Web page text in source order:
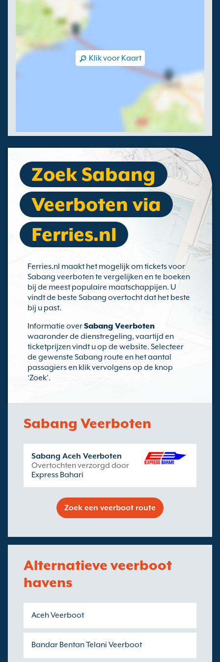
Klik voor Kaart
Zoek Sabang
Veerboten via
Ferries.nl
Ferries.nl maakt het mogelijk om tickets voor
Sabang veerboten te vergelijken en te boeken
bij de meest populaire maatschappijen. U
vindt de beste Sabang overtocht dat het beste
bij u past.
Informatie overSabang Veerboten
waaronder de dienstregeling, vaartijd en
ticketprijzen vindt u op de website. Selecteer
de gewenste Sabang route en het aantal
passagiers en klik vervolgens op de knop
‘Zoek’.
Sabang Veerboten
Sabang Aceh Veerboten
Overtochten verzorgd door
Express Bahari
Zoek een veerboot route
Alternatieve veerboot
havens
Aceh Veerboot
Bandar Bentan Telani Veerboot